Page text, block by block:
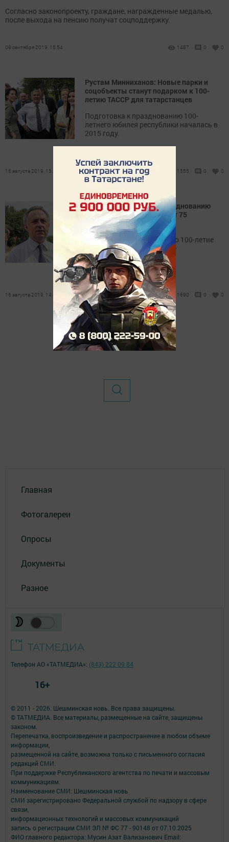
Согласно законопроекту, граждане, награжденные медалью,
после выхода на пенсию получат соцподдержку.
09 сентября 2019, 15:54 1487 0 0
Рустам Минниханов: Новые парки и
соцобъекты станут подарком к 100-
летию ТАССР для татарстанцев
Подготовка к празднованию 100-
летнего юбилея республики началась в
2015 году.
16 августа 2019, 15:32 1555 0 0
План по подготовке к празднованию
100-летия ТАССР включает 75
мероприятий
Виталий Мутко считает, что 100-летие
Татарской АССР – событие
федерального масштаба.
16 августа 2019, 14:45 1690 0 0
Главная
Фотогалереи
Опросы
Документы
Разное
© 2011 - 2026. Шешминская новь. Все права защищены.
© ТАТМЕДИА. Все материалы, размещенные на сайте, защищены
законом.
Перепечатка, воспроизведение и распространение в любом объеме
информации,
размещенной на сайте, возможна только с письменного согласия
редакций СМИ.
При поддержке Республиканского агентства по печати и массовым
коммуникациям.
Наименование СМИ: Шешминская новь
СМИ зарегистрировано Федеральной службой по надзору в сфере
связи,
информационных технологий и массовых коммуникаций
запись о регистрации СМИ ЭЛ № ФС 77 - 90148 от 07.10.2025
ФИО главного редактора: Мусин Азат Вализанович Email:
Телефон АО «ТАТМЕДИА»: (843) 222 09 84
16+